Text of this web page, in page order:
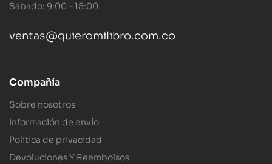
Sábado: 9:00 – 15:00
ventas@quieromilibro.com.co
Compañía
Sobre nosotros
Información de envío
Política de privacidad
Devoluciones Y Reembolsos